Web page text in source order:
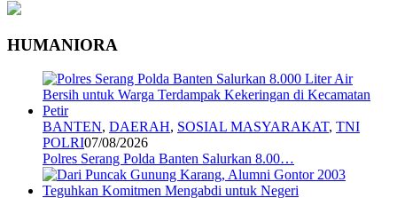
HUMANIORA
BANTEN, DAERAH, SOSIAL MASYARAKAT, TNI
POLRI07/08/2026
Polres Serang Polda Banten Salurkan 8.00…